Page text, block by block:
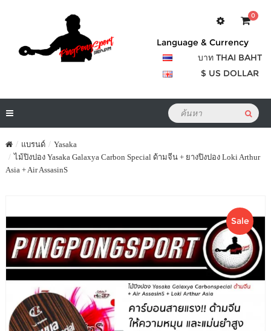
0
Language & Currency
บาท THAI BAHT
$ US DOLLAR
แบรนด์
Yasaka
ไม้ปิงปอง Yasaka Galaxya Carbon Special ด้ามจีน + ยางปิงปอง Loki Arthur
Asia + Air AssasinS
Sale